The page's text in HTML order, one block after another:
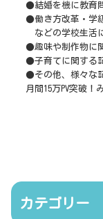
●結婚を機に教育
●働き方改革・学
などの学校生活
●趣味や制作物に
●子育てに関する
●その他、様々な
月間15万PV突破！
カテゴリー